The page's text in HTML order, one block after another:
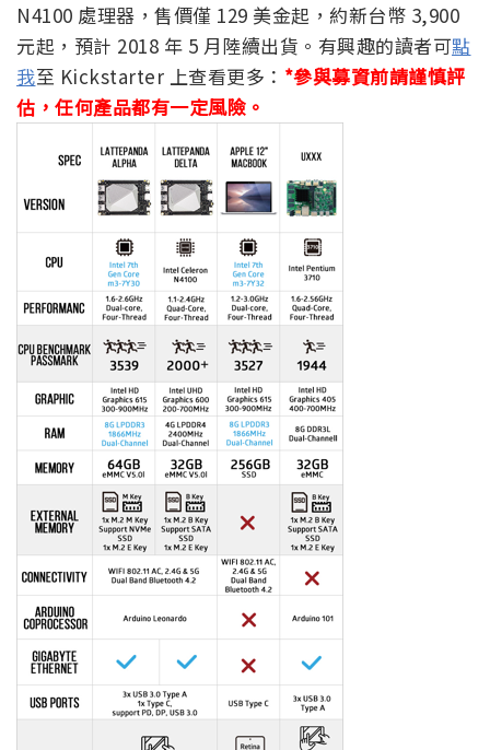
N4100 處理器，售價僅 129 美金起，約新台幣 3,900
元起，預計 2018 年 5 月陸續出貨。有興趣的讀者可點
我至 Kickstarter 上查看更多： *參與募資前請謹慎評
估，任何產品都有一定風險。